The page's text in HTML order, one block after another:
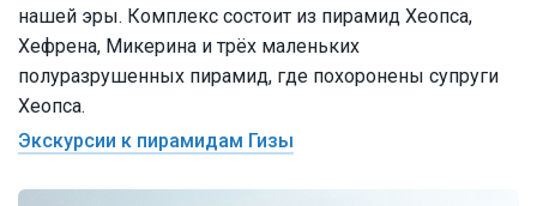
нашей эры. Комплекс состоит из пирамид Хеопса,
Хефрена, Микерина и трёх маленьких
полуразрушенных пирамид, где похоронены супруги
Хеопса.
Экскурсии к пирамидам Гизы